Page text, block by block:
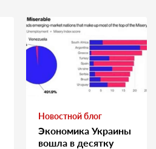
Новостной блог
Экономика Украины
вошла в десятку